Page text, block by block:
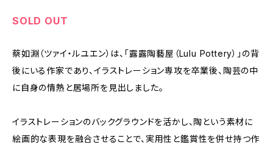
SOLD OUT
蔡如淵（ツァイ・ルユエン）は、「露露陶藝屋（Lulu Pottery）」の背
後にいる作家であり、イラストレーション専攻を卒業後、陶芸の中
に自身の情熱と居場所を見出しました。
イラストレーションのバックグラウンドを活かし、陶という素材に
絵画的な表現を融合させることで、実用性と鑑賞性を併せ持つ作